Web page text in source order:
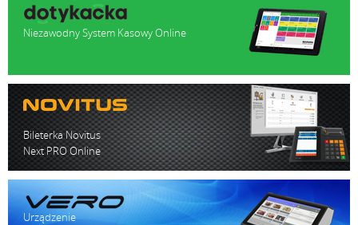
Niezawodny System Kasowy Online
Bileterka Novitus
Next PRO Online
Urządzenie